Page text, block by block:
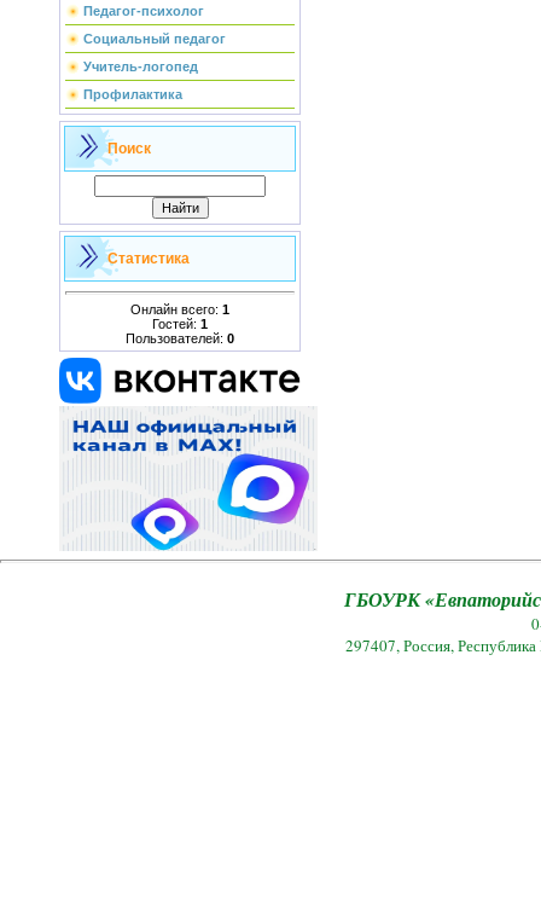
Педагог-психолог
Социальный педагог
Учитель-логопед
Профилактика
Поиск
Статистика
Онлайн всего: 1
Гостей: 1
Пользователей: 0
ГБОУРК
297407, Россия,